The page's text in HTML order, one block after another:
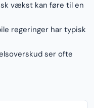
vækst kan føre til en
regeringer har typisk
ser ofte